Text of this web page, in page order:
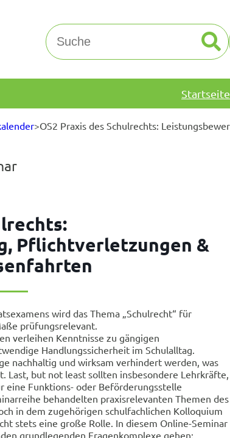
Suchen
Startseite
>OS2 Praxis des Schulrechts:
Pflichtverletzungen &
wird das Thema „Schulrecht“ für
prüfungsrelevant.
verleihen Kenntnisse zu gängigen
Handlungssicherheit im Schulalltag.
nachhaltig und wirksam verhindert werden, was
Last, but not least sollten insbesondere Lehrkräfte,
Funktions- oder Beförderungsstelle
behandelten praxisrelevanten Themen des
in dem zugehörigen schulfachlichen Kolloquium
stets eine große Rolle. In diesem Online-Seminar
grundlegenden Fragenkomplexe gehen: